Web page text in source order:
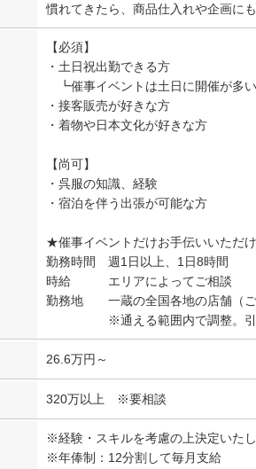
慣れてきたら、商品仕入れや企画に
【必須】
・土日祝出勤できる方
┗催事イベントは土日に開催が多
・接客販売が好きな方
・着物や日本文化が好きな方
【尚可】
・呉服の知識、経験
・宿泊を伴う出張が可能な方
★催事イベントだけお手伝いいただ
勤務時間 週1日以上、1日8時間
時給 エリアによってご相談
勤務地 一蔵の全国各地の店舗（ご
※通える範囲内で調整。引越
26.6万円～
320万以上 ※要相談
※経験・スキルを考慮の上決定いた
※年俸制：12分割して毎月支給